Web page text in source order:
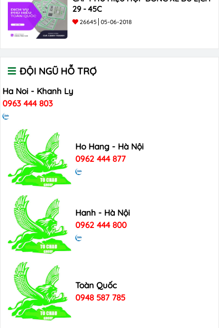
29 - 45C
26645 05-06-2018
ĐỘI NGŨ HỖ TRỢ
Ha Noi - Khanh Ly
0963 444 803
Ho Hang - Hà Nội
0962 444 877
Hanh - Hà Nội
0962 444 800
Toàn Quốc
0948 587 785